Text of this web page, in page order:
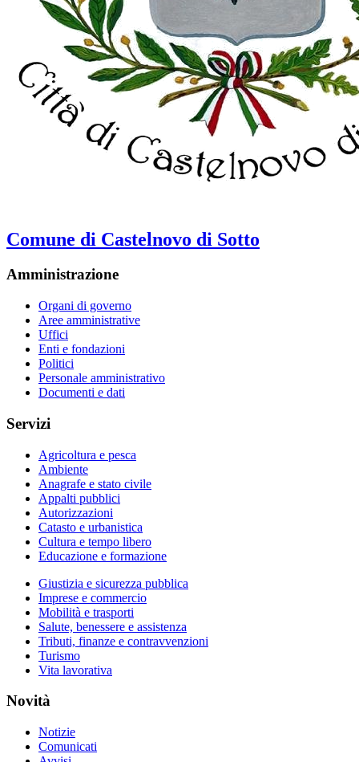
Comune di Castelnovo di Sotto
Amministrazione
Organi di governo
Aree amministrative
Uffici
Enti e fondazioni
Politici
Personale amministrativo
Documenti e dati
Servizi
Agricoltura e pesca
Ambiente
Anagrafe e stato civile
Appalti pubblici
Autorizzazioni
Catasto e urbanistica
Cultura e tempo libero
Educazione e formazione
Giustizia e sicurezza pubblica
Imprese e commercio
Mobilità e trasporti
Salute, benessere e assistenza
Tributi, finanze e contravvenzioni
Turismo
Vita lavorativa
Novità
Notizie
Comunicati